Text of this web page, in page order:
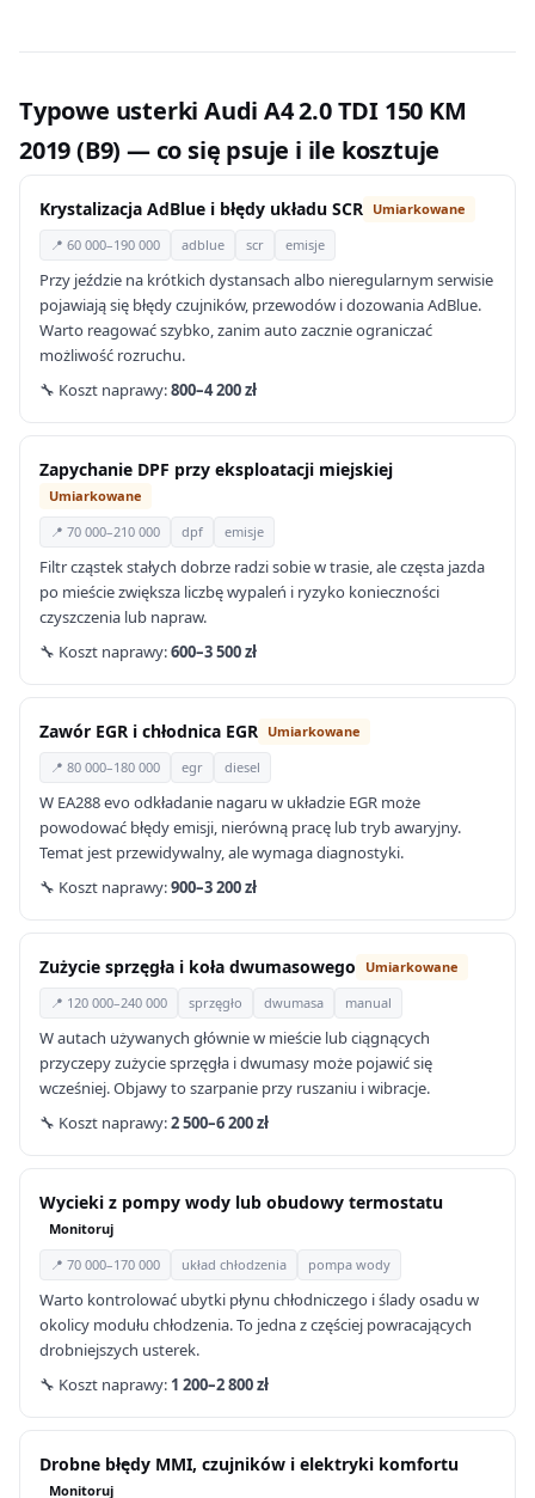
Typowe usterki Audi A4 2.0 TDI 150 KM
2019 (B9) — co się psuje i ile kosztuje
Krystalizacja AdBlue i błędy układu SCR Umiarkowane
📍 60 000–190 000 adblue scr emisje
Przy jeździe na krótkich dystansach albo nieregularnym serwisie
pojawiają się błędy czujników, przewodów i dozowania AdBlue.
Warto reagować szybko, zanim auto zacznie ograniczać
możliwość rozruchu.
🔧 Koszt naprawy:800–4 200 zł
Zapychanie DPF przy eksploatacji miejskiej
Umiarkowane
📍 70 000–210 000
dpf emisje
Filtr cząstek stałych dobrze radzi sobie w trasie, ale częsta jazda
po mieście zwiększa liczbę wypaleń i ryzyko konieczności
czyszczenia lub napraw.
🔧 Koszt naprawy:600–3 500 zł
Zawór EGR i chłodnica EGR Umiarkowane
📍 80 000–180 000 egr diesel
W EA288 evo odkładanie nagaru w układzie EGR może
powodować błędy emisji, nierówną pracę lub tryb awaryjny.
Temat jest przewidywalny, ale wymaga diagnostyki.
🔧 Koszt naprawy:900–3 200 zł
Zużycie sprzęgła i koła dwumasowego Umiarkowane
📍 120 000–240 000 sprzęgło dwumasa manual
W autach używanych głównie w mieście lub ciągnących
przyczepy zużycie sprzęgła i dwumasy może pojawić się
wcześniej. Objawy to szarpanie przy ruszaniu i wibracje.
🔧 Koszt naprawy:2 500–6 200 zł
Wycieki z pompy wody lub obudowy termostatu
Monitoruj
📍 70 000–170 000
układ chłodzenia pompa wody
Warto kontrolować ubytki płynu chłodniczego i ślady osadu w
okolicy modułu chłodzenia. To jedna z częściej powracających
drobniejszych usterek.
🔧 Koszt naprawy: 1 200–2 800 zł
Drobne błędy MMI, czujników i elektryki komfortu
Monitoruj